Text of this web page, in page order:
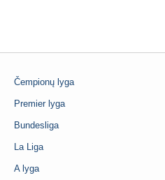
Čempionų lyga
Premier lyga
Bundesliga
La Liga
A lyga